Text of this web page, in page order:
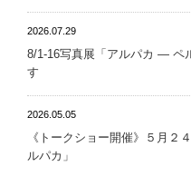
2026.07.29
8/1-16写真展「アルパカ ― ペ
す
2026.05.05
《トークショー開催》５月２
ルパカ」